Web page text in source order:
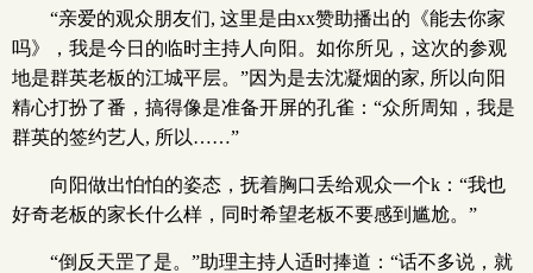
“亲爱的观众朋友们, 这里是由xx赞助播出的《能去你家
吗》，我是今日的临时主持人向阳。如你所见，这次的参观
地是群英老板的江城平层。”因为是去沈凝烟的家, 所以向阳
精心打扮了番，搞得像是准备开屏的孔雀：“众所周知，我是
群英的签约艺人, 所以……”
向阳做出怕怕的姿态，抚着胸口丢给观众一个k：“我也
好奇老板的家长什么样，同时希望老板不要感到尴尬。”
“倒反天罡了是。”助理主持人适时捧道：“话不多说，就